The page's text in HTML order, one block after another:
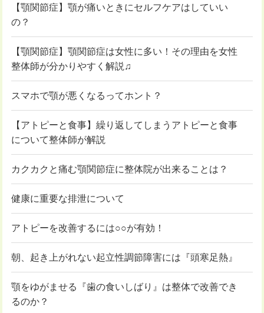
【顎関節症】顎が痛いときにセルフケアはしていい
の？
【顎関節症】顎関節症は女性に多い！その理由を女性
整体師が分かりやすく解説♫
スマホで顎が悪くなるってホント？
【アトピーと食事】繰り返してしまうアトピーと食事
について整体師が解説
カクカクと痛む顎関節症に整体院が出来ることは？
健康に重要な排泄について
アトピーを改善するには○○が有効！
朝、起き上がれない起立性調節障害には『頭寒足熱』
顎をゆがませる『歯の食いしばり』は整体で改善でき
るのか？